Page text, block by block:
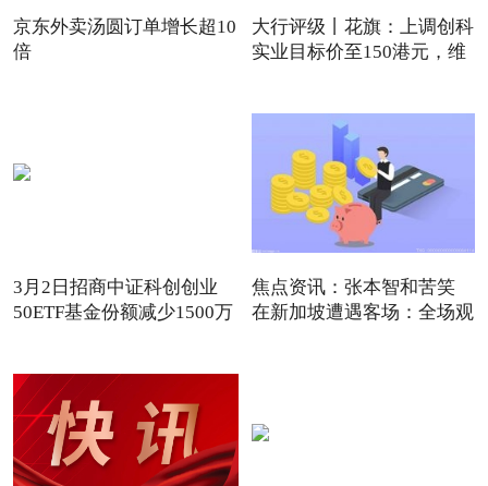
京东外卖汤圆订单增长超10
倍
大行评级丨花旗：上调创科
实业目标价至150港元，维
3月2日招商中证科创创业
50ETF基金份额减少1500万
焦点资讯：张本智和苦笑
在新加坡遭遇客场：全场观